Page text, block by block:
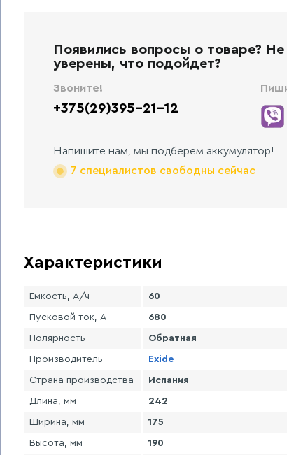
Появились вопросы о товаре? Не
уверены, что подойдет?
Звоните!
+375(29)395-21-12
Напишите нам, мы подберем аккумулятор!
7 специалистов свободны сейчас
Характеристики
Ёмкость, А/ч 60
Пусковой ток, А 680
Полярность Обратная
Производитель Exide
Страна производства Испания
Длина, мм 242
Ширина, мм 175
Высота, мм 190